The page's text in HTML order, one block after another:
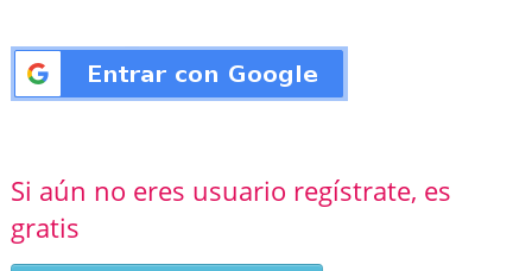
Si aún no eres usuario regístrate, es
gratis